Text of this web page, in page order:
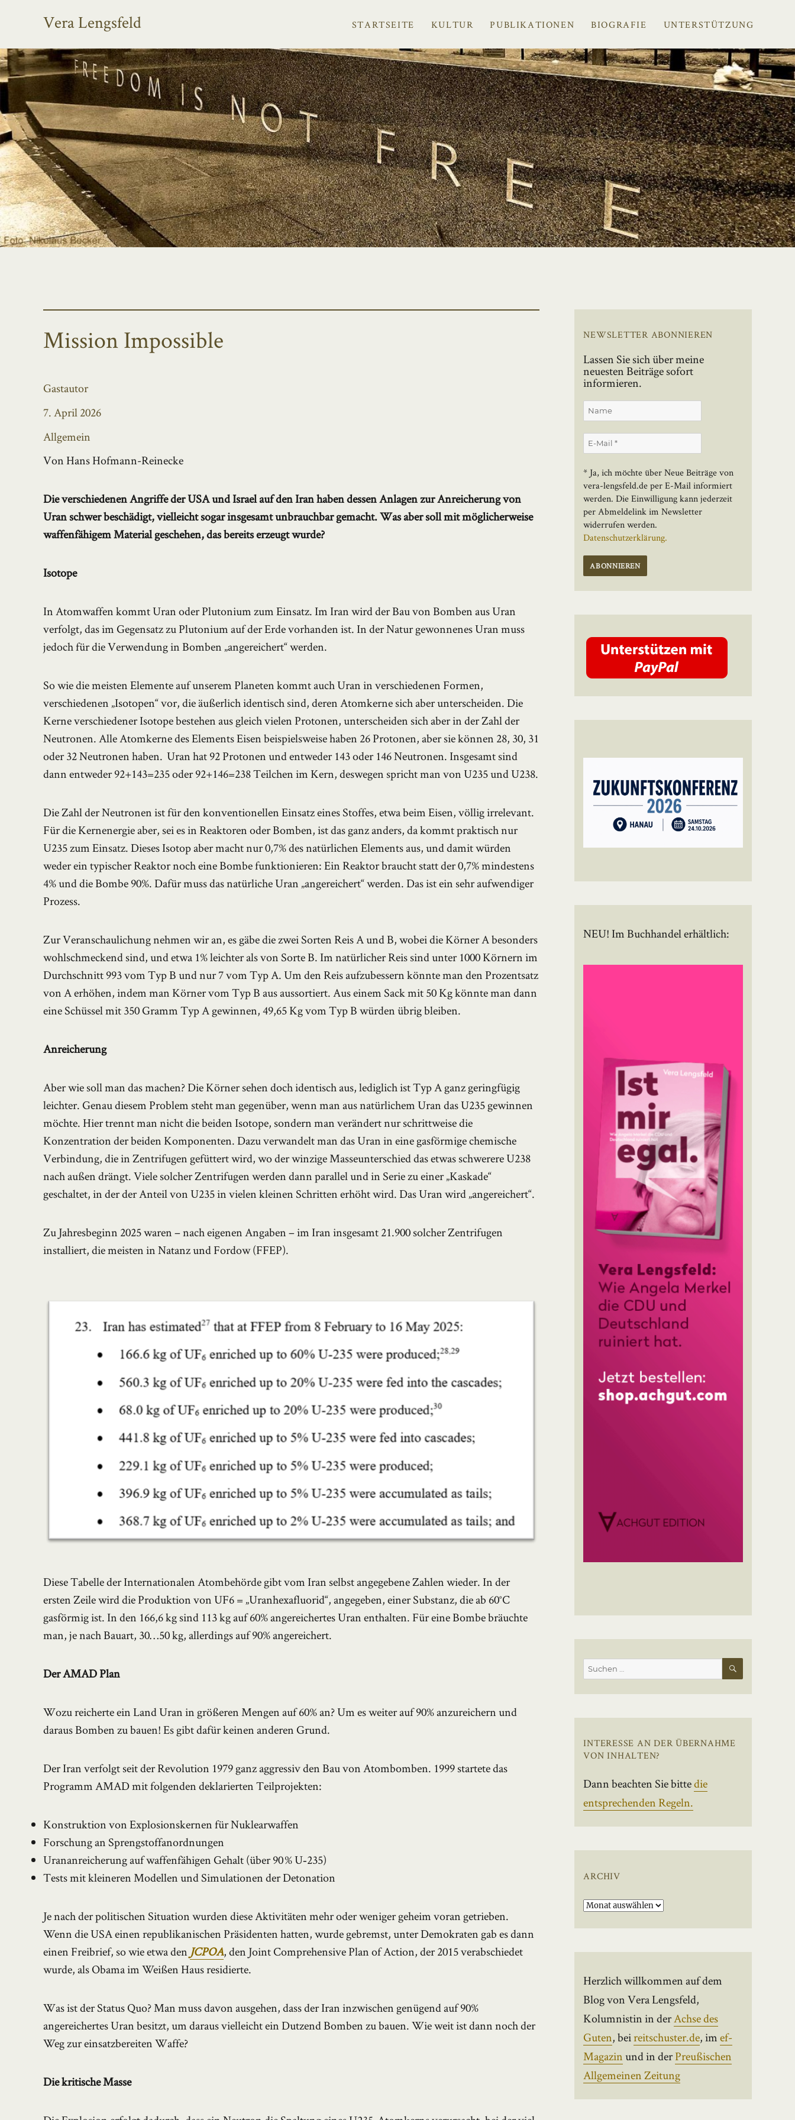
Vera Lengsfeld STARTSEITE KULTUR PUBLIKATIONEN BIOGRAFIE UNTERSTÜTZUNG
Mission Impossible
Autor
Gastautor
Veröffentlicht
am
7. April 2026
Kategorien
Allgemein
Von Hans Hofmann-Reinecke
Die verschiedenen Angriffe der USA und Israel auf den Iran haben dessen Anlagen zur Anreicherung von
Uran schwer beschädigt, vielleicht sogar insgesamt unbrauchbar gemacht. Was aber soll mit möglicherweise
waffenfähigem Material geschehen, das bereits erzeugt wurde?
Isotope
In Atomwaffen kommt Uran oder Plutonium zum Einsatz. Im Iran wird der Bau von Bomben aus Uran
verfolgt, das im Gegensatz zu Plutonium auf der Erde vorhanden ist. In der Natur gewonnenes Uran muss
jedoch für die Verwendung in Bomben „angereichert“ werden.
So wie die meisten Elemente auf unserem Planeten kommt auch Uran in verschiedenen Formen,
verschiedenen „Isotopen“ vor, die äußerlich identisch sind, deren Atomkerne sich aber unterscheiden. Die
Kerne verschiedener Isotope bestehen aus gleich vielen Protonen, unterscheiden sich aber in der Zahl der
Neutronen. Alle Atomkerne des Elements Eisen beispielsweise haben 26 Protonen, aber sie können 28, 30, 31
oder 32 Neutronen haben. Uran hat 92 Protonen und entweder 143 oder 146 Neutronen. Insgesamt sind
dann entweder 92+143=235 oder 92+146=238 Teilchen im Kern, deswegen spricht man von U235 und U238.
Die Zahl der Neutronen ist für den konventionellen Einsatz eines Stoffes, etwa beim Eisen, völlig irrelevant.
Für die Kernenergie aber, sei es in Reaktoren oder Bomben, ist das ganz anders, da kommt praktisch nur
U235 zum Einsatz. Dieses Isotop aber macht nur 0,7% des natürlichen Elements aus, und damit würden
weder ein typischer Reaktor noch eine Bombe funktionieren: Ein Reaktor braucht statt der 0,7% mindestens
4% und die Bombe 90%. Dafür muss das natürliche Uran „angereichert“ werden. Das ist ein sehr aufwendiger
Prozess.
Zur Veranschaulichung nehmen wir an, es gäbe die zwei Sorten Reis A und B, wobei die Körner A besonders
wohlschmeckend sind, und etwa 1% leichter als von Sorte B. Im natürlicher Reis sind unter 1000 Körnern im
Durchschnitt 993 vom Typ B und nur 7 vom Typ A. Um den Reis aufzubessern könnte man den Prozentsatz
von A erhöhen, indem man Körner vom Typ B aus aussortiert. Aus einem Sack mit 50 Kg könnte man dann
eine Schüssel mit 350 Gramm Typ A gewinnen, 49,65 Kg vom Typ B würden übrig bleiben.
Anreicherung
Aber wie soll man das machen? Die Körner sehen doch identisch aus, lediglich ist Typ A ganz geringfügig
leichter. Genau diesem Problem steht man gegenüber, wenn man aus natürlichem Uran das U235 gewinnen
möchte. Hier trennt man nicht die beiden Isotope, sondern man verändert nur schrittweise die
Konzentration der beiden Komponenten. Dazu verwandelt man das Uran in eine gasförmige chemische
Verbindung, die in Zentrifugen gefüttert wird, wo der winzige Masseunterschied das etwas schwerere U238
nach außen drängt. Viele solcher Zentrifugen werden dann parallel und in Serie zu einer „Kaskade“
geschaltet, in der der Anteil von U235 in vielen kleinen Schritten erhöht wird. Das Uran wird „angereichert“.
Zu Jahresbeginn 2025 waren – nach eigenen Angaben – im Iran insgesamt 21.900 solcher Zentrifugen
installiert, die meisten in Natanz und Fordow (FFEP).
Diese Tabelle der Internationalen Atombehörde gibt vom Iran selbst angegebene Zahlen wieder. In der
ersten Zeile wird die Produktion von UF6 = „Uranhexafluorid“, angegeben, einer Substanz, die ab 60°C
gasförmig ist. In den 166,6 kg sind 113 kg auf 60% angereichertes Uran enthalten. Für eine Bombe bräuchte
man, je nach Bauart, 30…50 kg, allerdings auf 90% angereichert.
Der AMAD Plan
Wozu reicherte ein Land Uran in größeren Mengen auf 60% an? Um es weiter auf 90% anzureichern und
daraus Bomben zu bauen! Es gibt dafür keinen anderen Grund.
Der Iran verfolgt seit der Revolution 1979 ganz aggressiv den Bau von Atombomben. 1999 startete das
Programm AMAD mit folgenden deklarierten Teilprojekten:
Konstruktion von Explosionskernen für Nuklearwaffen
Forschung an Sprengstoffanordnungen
Urananreicherung auf waffenfähigen Gehalt (über 90 % U‑235)
Tests mit kleineren Modellen und Simulationen der Detonation
Je nach der politischen Situation wurden diese Aktivitäten mehr oder weniger geheim voran getrieben.
Wenn die USA einen republikanischen Präsidenten hatten, wurde gebremst, unter Demokraten gab es dann
einen Freibrief, so wie etwa den JCPOA, den Joint Comprehensive Plan of Action, der 2015 verabschiedet
wurde, als Obama im Weißen Haus residierte.
Was ist der Status Quo? Man muss davon ausgehen, dass der Iran inzwischen genügend auf 90%
angereichertes Uran besitzt, um daraus vielleicht ein Dutzend Bomben zu bauen. Wie weit ist dann noch der
Weg zur einsatzbereiten Waffe?
Die kritische Masse
NEWSLETTER ABONNIEREN
Lassen Sie sich über meine
neuesten Beiträge sofort
informieren.
* Ja, ich möchte über Neue Beiträge von
vera-lengsfeld.de per E-Mail informiert
werden. Die Einwilligung kann jederzeit
per Abmeldelink im Newsletter
widerrufen werden.
Datenschutzerklärung.
NEU! Im Buchhandel erhältlich:
Suchen
SUCHEN
INTERESSE AN DER ÜBERNAHME
VON INHALTEN?
Dann beachten Sie bittedie
entsprechenden Regeln.
ARCHIV
Archiv
Herzlich willkommen auf dem
Blog von Vera Lengsfeld,
Kolumnistin in derAchse des
Guten, beireitschuster.de, imef-
Magazinund in derPreußischen
Allgemeinen Zeitung